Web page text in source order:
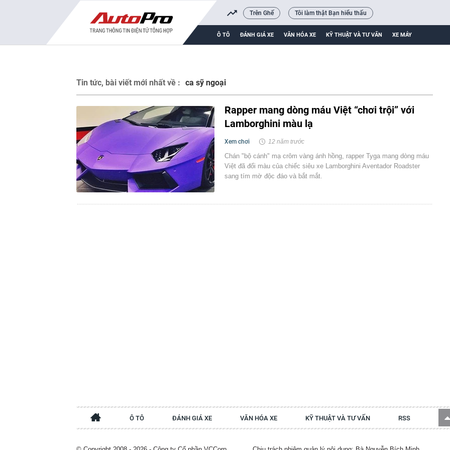
Trên Ghế Tôi làm thật Bạn hiểu thấu
Ô TÔ ĐÁNH GIÁ XE VĂN HÓA XE KỸ THUẬT VÀ TƯ VẤN XE MÁY
Tin tức, bài viết mới nhất về : ca sỹ ngoại
Rapper mang dòng máu Việt “chơi trội” với
Lamborghini màu lạ
Xem chơi 12 năm trước
Chán "bộ cánh" mạ crôm vàng ánh hồng, rapper Tyga mang dòng máu
Việt đã đổi màu của chiếc siêu xe Lamborghini Aventador Roadster
sang tím mờ độc đáo và bắt mắt.
Ô TÔ ĐÁNH GIÁ XE VĂN HÓA XE KỸ THUẬT VÀ TƯ VẤN RSS